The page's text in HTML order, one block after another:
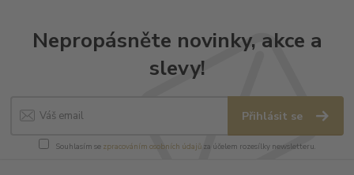
Nepropásněte novinky, akce a
slevy!
Přihlásit se
Souhlasím se zpracováním osobních údajůza účelem rozesílky newsletteru.